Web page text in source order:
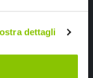
dettagli